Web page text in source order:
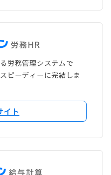
労務管理システムで
ピーディーに完結しま
イト